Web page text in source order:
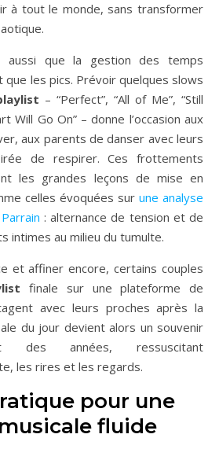
à tout le monde, sans transformer
aussi que la gestion des temps
que les pics. Prévoir quelques slows
– “Perfect”, “All of Me”, “Still
Will Go On” – donne l’occasion aux
aux parents de danser avec leurs
de respirer. Ces frottements
les grandes leçons de mise en
celles évoquées sur une analyse
: alternance de tension et de
intimes au milieu du tumulte.
et affiner encore, certains couples
finale sur une plateforme de
avec leurs proches après la
du jour devient alors un souvenir
des années, ressuscitant
les rires et les regards.
pour une
fluide